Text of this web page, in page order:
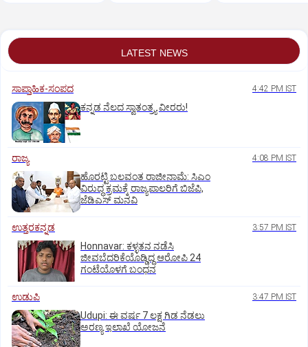
LATEST NEWS
ಸಾಪ್ತಾಹಿಕ-ಸಂಪದ 4:42 PM IST
ಕನ್ನಡ ನೆಲದ ಸ್ವಾತಂತ್ರ್ಯ ವೀರರು!
ರಾಜ್ಯ 4:08 PM IST
ಹೊರಟ್ಟಿ ಬಲವಂತ ರಾಜೀನಾಮೆ: ಸಿಎಂ
ವಿರುದ್ಧ ಕ್ರಮಕ್ಕೆ ರಾಜ್ಯಪಾಲರಿಗೆ ಬಿಜೆಪಿ,
ಜೆಡಿಎಸ್ ಮನವಿ
ಉತ್ತರಕನ್ನಡ 3:57 PM IST
Honnavar: ಕಳ್ಳತನ ನಡೆಸಿ
ಜೀವಬೆದರಿಕೆಯೊಡ್ಡಿದ್ದ ಆರೋಪಿ 24
ಗಂಟೆಯೊಳಗೆ ಬಂಧನ
ಉಡುಪಿ 3:47 PM IST
Udupi: ಈ ವರ್ಷ 7 ಲಕ್ಷ ಗಿಡ ನೆಡಲು
ಅರಣ್ಯ ಇಲಾಖೆ ಯೋಜನೆ